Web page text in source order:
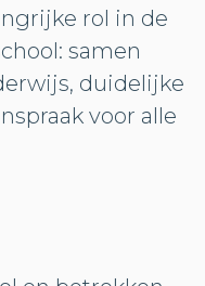
rol in de
samen
duidelijke
voor alle